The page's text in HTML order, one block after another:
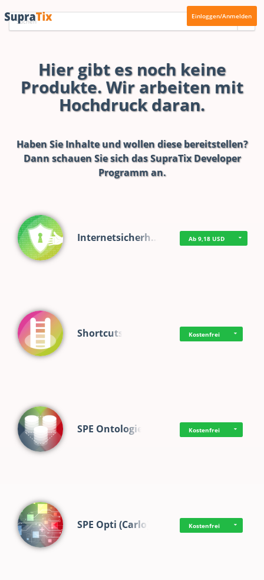
Einloggen/Anmelden
Hier gibt es noch keine
Produkte. Wir arbeiten mit
Hochdruck daran.
Haben Sie Inhalte und wollen diese bereitstellen?
Dann schauen Sie sich dasSupraTix Developer
Programman.
Internetsicherh… Ab 9,18 USD
Shortcuts Kostenfrei
SPE Ontologie Kostenfrei
SPE Opti (Carlo) Kostenfrei